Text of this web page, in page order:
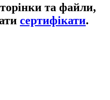
та файли,
сертифікати.